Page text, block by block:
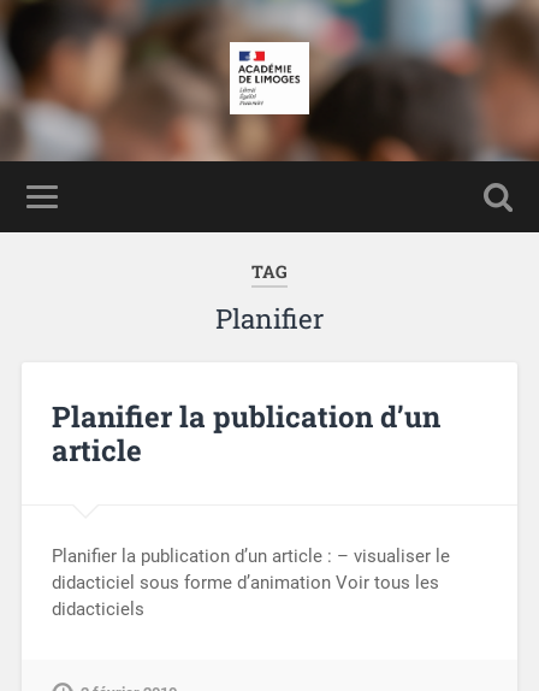
TAG
Planifier
Planifier la publication d’un
article
Planifier la publication d’un article : – visualiser le
didacticiel sous forme d’animation Voir tous les
didacticiels